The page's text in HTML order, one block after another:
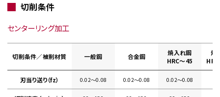
切削条件
センターリング加工
切削条件／被削材質 一般鋼 合金鋼
焼入れ鋼
HRC～45
焼
刃当り送り（fz） 0.02〜0.08 0.02〜0.08 0.02〜0.08